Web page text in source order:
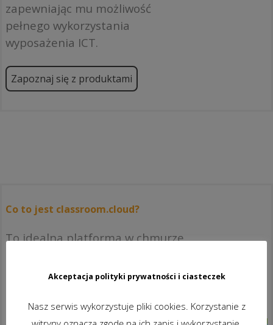
zapewniając mu możliwość
pełnego wykorzystania
wyposażenia ICT.
Zapoznaj się z produktami
Co to jest classroom.cloud?
To idealna platforma w chmurze
niezależnie od tego, czy
znajdują się w jednym miejscu,
Akceptacja polityki prywatności i ciasteczek
Nasz serwis wykorzystuje pliki cookies. Korzystanie z